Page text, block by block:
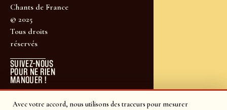
Avec votre accord, nous utilisons des traceurs pour mesurer
Chants de France
© 2025
Tous droits
réservés
SUIVEZ-NOUS
POUR NE RIEN
MANQUER !